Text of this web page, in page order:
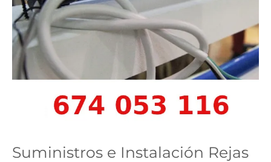
Suministros e Instalación Rejas